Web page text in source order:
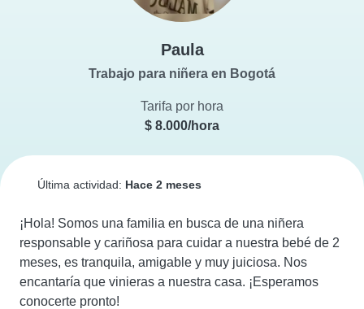
Paula
Trabajo para niñera en Bogotá
Tarifa por hora
$ 8.000/hora
Última actividad: Hace 2 meses
¡Hola! Somos una familia en busca de una niñera
responsable y cariñosa para cuidar a nuestra bebé de 2
meses, es tranquila, amigable y muy juiciosa. Nos
encantaría que vinieras a nuestra casa. ¡Esperamos
conocerte pronto!